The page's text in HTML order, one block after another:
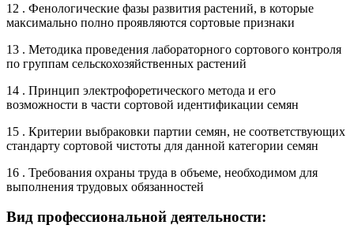
12 . Фенологические фазы развития растений, в которые
максимально полно проявляются сортовые признаки
13 . Методика проведения лабораторного сортового контроля
по группам сельскохозяйственных растений
14 . Принцип электрофоретического метода и его
возможности в части сортовой идентификации семян
15 . Критерии выбраковки партии семян, не соответствующих
стандарту сортовой чистоты для данной категории семян
16 . Требования охраны труда в объеме, необходимом для
выполнения трудовых обязанностей
Вид профессиональной деятельности: